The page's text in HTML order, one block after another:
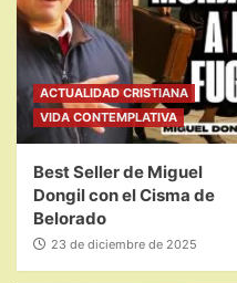
ACTUALIDAD CRISTIANA
VIDA CONTEMPLATIVA
Best Seller de Miguel
Dongil con el Cisma de
Belorado
23 de diciembre de 2025